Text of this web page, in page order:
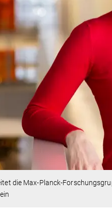
die Max-Planck-